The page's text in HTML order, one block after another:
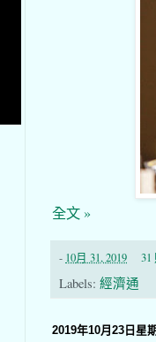
全文 »
- 10月 31, 2019
Labels: 經濟通
2019年10月23日星